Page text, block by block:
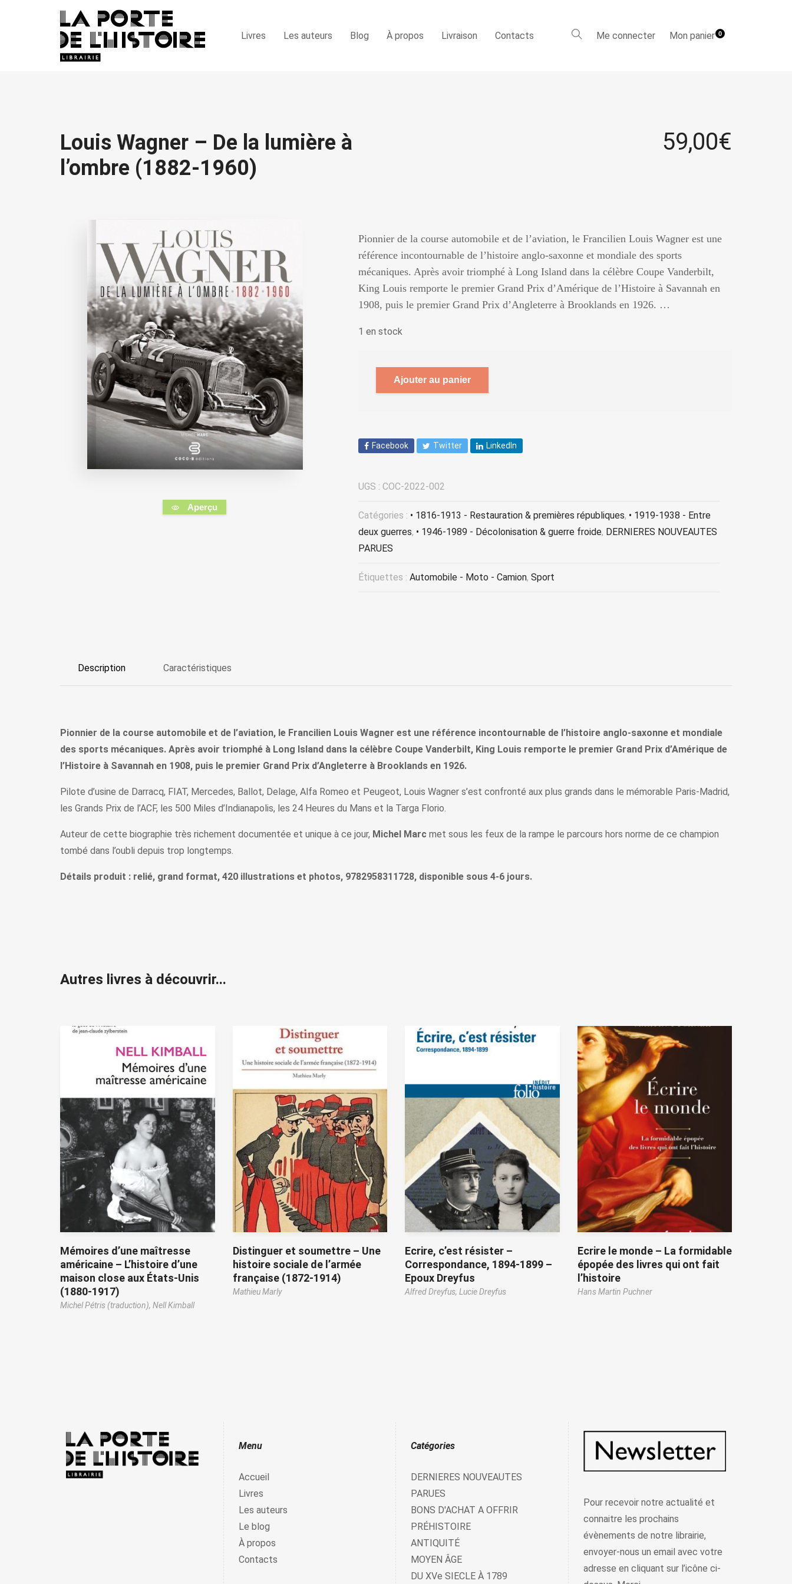
Livres Les auteurs Blog À propos Livraison Contacts Me connecter Mon panier0
Louis Wagner – De la lumière à
l’ombre (1882-1960)
59,00€
Aperçu
Pionnier de la course automobile et de l’aviation, le Francilien Louis Wagner est une
référence incontournable de l’histoire anglo-saxonne et mondiale des sports
mécaniques. Après avoir triomphé à Long Island dans la célèbre Coupe Vanderbilt,
King Louis remporte le premier Grand Prix d’Amérique de l’Histoire à Savannah en
1908, puis le premier Grand Prix d’Angleterre à Brooklands en 1926. …
1 en stock
Ajouter au panier
Facebook Twitter LinkedIn
UGS : COC-2022-002
Catégories : • 1816-1913 - Restauration & premières républiques, • 1919-1938 - Entre
deux guerres, • 1946-1989 - Décolonisation & guerre froide, DERNIERES NOUVEAUTES
PARUES
Étiquettes : Automobile - Moto - Camion, Sport
Description Caractéristiques
Pionnier de la course automobile et de l’aviation, le Francilien Louis Wagner est une référence incontournable de l’histoire anglo-saxonne et mondiale
des sports mécaniques. Après avoir triomphé à Long Island dans la célèbre Coupe Vanderbilt, King Louis remporte le premier Grand Prix d’Amérique de
l’Histoire à Savannah en 1908, puis le premier Grand Prix d’Angleterre à Brooklands en 1926.
Pilote d’usine de Darracq, FIAT, Mercedes, Ballot, Delage, Alfa Romeo et Peugeot, Louis Wagner s’est confronté aux plus grands dans le mémorable Paris-Madrid,
les Grands Prix de l’ACF, les 500 Miles d’Indianapolis, les 24 Heures du Mans et la Targa Florio.
Auteur de cette biographie très richement documentée et unique à ce jour, Michel Marc met sous les feux de la rampe le parcours hors norme de ce champion
tombé dans l’oubli depuis trop longtemps.
Détails produit : relié, grand format, 420 illustrations et photos, 9782958311728, disponible sous 4-6 jours.
Autres livres à découvrir...
Mémoires d’une maîtresse
américaine – L’histoire d’une
maison close aux États-Unis
(1880-1917)
Michel Pétris (traduction), Nell Kimball
Distinguer et soumettre – Une
histoire sociale de l’armée
française (1872-1914)
Mathieu Marly
Ecrire, c’est résister –
Correspondance, 1894-1899 –
Epoux Dreyfus
Alfred Dreyfus, Lucie Dreyfus
Ecrire le monde – La formidable
épopée des livres qui ont fait
l’histoire
Hans Martin Puchner
Menu
Accueil
Livres
Les auteurs
Le blog
À propos
Contacts
Catégories
DERNIERES NOUVEAUTES
PARUES
BONS D'ACHAT A OFFRIR
PRÉHISTOIRE
ANTIQUITÉ
MOYEN ÂGE
DU XVe SIECLE À 1789
Pour recevoir notre actualité et
connaitre les prochains
évènements de notre librairie,
envoyer-nous un email avec votre
adresse en cliquant sur l’icône ci-